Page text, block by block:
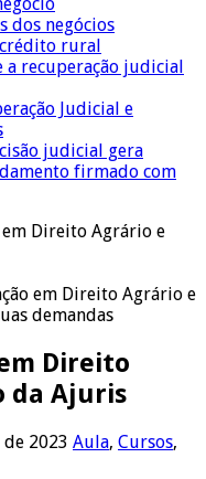
dos negócios
rural
a recuperação judicial
Judicial e
judicial gera
firmado com
Direito Agrário e
em Direito Agrário e
demandas
Direito
da Ajuris
2023 Aula, Cursos,